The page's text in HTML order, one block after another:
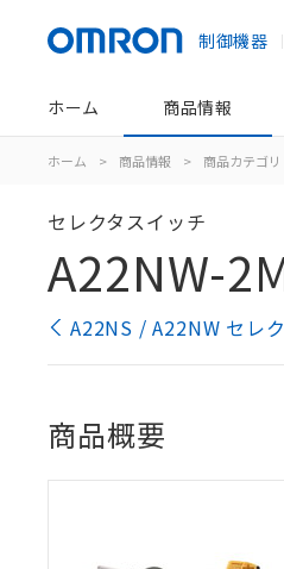
制御機器
ホーム 商品情報
ホーム > 商品情報 > 商品カテゴリ
セレクタスイッチ
A22NW-
A22NS / A22NW セレ
商品概要